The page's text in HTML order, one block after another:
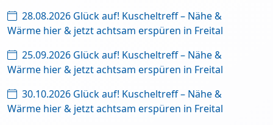
28.08.2026 Glück auf! Kuscheltreff – Nähe &
Wärme hier & jetzt achtsam erspüren in Freital
25.09.2026 Glück auf! Kuscheltreff – Nähe &
Wärme hier & jetzt achtsam erspüren in Freital
30.10.2026 Glück auf! Kuscheltreff – Nähe &
Wärme hier & jetzt achtsam erspüren in Freital